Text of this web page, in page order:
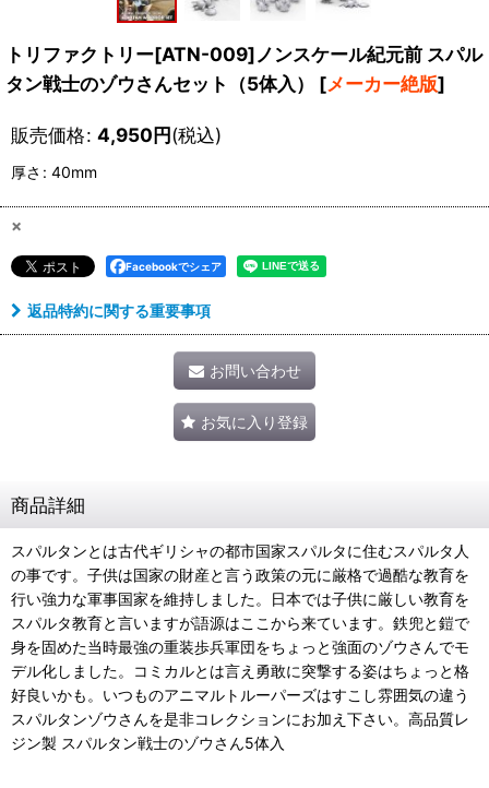
トリファクトリー[ATN-009]ノンスケール紀元前 スパル
タン戦士のゾウさんセット（5体入）
[メーカー絶版]
販売価格: 4,950円(税込)
厚さ : 40mm
×
Facebookでシェア
返品特約に関する重要事項
お問い合わせ
お気に入り登録
商品詳細
スパルタンとは古代ギリシャの都市国家スパルタに住むスパルタ人
の事です。子供は国家の財産と言う政策の元に厳格で過酷な教育を
行い強力な軍事国家を維持しました。日本では子供に厳しい教育を
スパルタ教育と言いますが語源はここから来ています。鉄兜と鎧で
身を固めた当時最強の重装歩兵軍団をちょっと強面のゾウさんでモ
デル化しました。コミカルとは言え勇敢に突撃する姿はちょっと格
好良いかも。いつものアニマルトルーパーズはすこし雰囲気の違う
スパルタンゾウさんを是非コレクションにお加え下さい。高品質レ
ジン製 スパルタン戦士のゾウさん5体入